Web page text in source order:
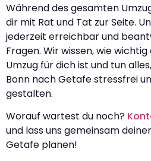
Während des gesamten
dir mit Rat und Tat zur Seite.
jederzeit erreichbar und
Fragen. Wir wissen, wie
Umzug für dich ist und tun
Bonn nach Getafe stressfrei
gestalten.
Worauf wartest du noch?
und lass uns gemeinsam
Getafe planen!